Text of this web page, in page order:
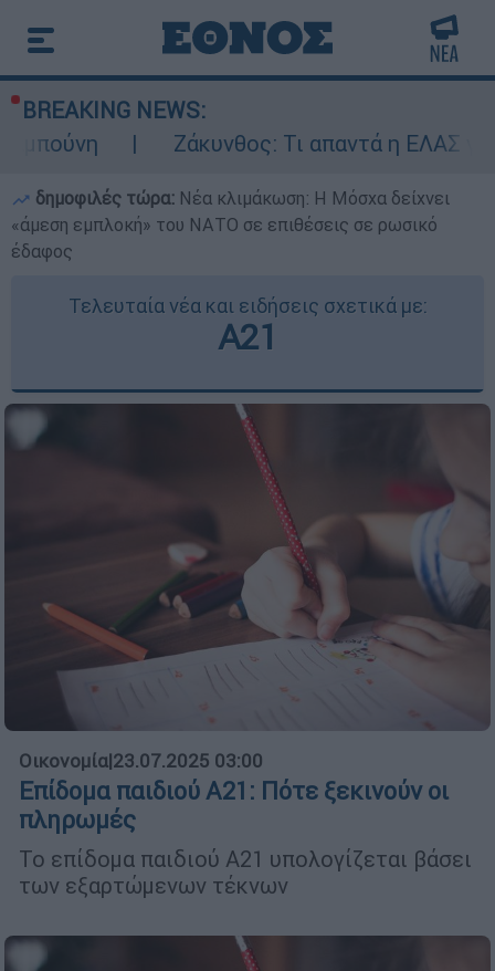
BREAKING NEWS:
Ζάκυνθος: Τι απαντά η ΕΛΑΣ για τους 8
δημοφιλές τώρα: Νέα κλιμάκωση: Η Μόσχα δείχνει
«άμεση εμπλοκή» του ΝΑΤΟ σε επιθέσεις σε ρωσικό
έδαφος
Τελευταία νέα και ειδήσεις σχετικά με:
Α21
Οικονομία|23.07.2025 03:00
Επίδομα παιδιού Α21: Πότε ξεκινούν οι
πληρωμές
Το επίδομα παιδιού Α21 υπολογίζεται βάσει
των εξαρτώμενων τέκνων